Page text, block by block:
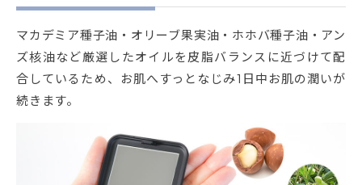
マカデミア種子油・オリーブ果実油・ホホバ種子油・アン
ズ核油など厳選したオイルを皮脂バランスに近づけて配
合しているため、お肌へすっとなじみ1日中お肌の潤いが
続きます。